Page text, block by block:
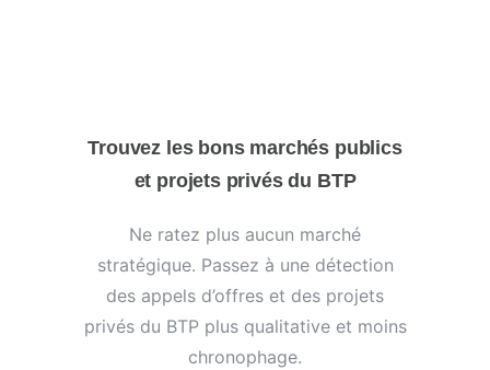
Trouvez les bons marchés publics
et projets privés du BTP
Ne ratez plus aucun marché
stratégique. Passez à une détection
des appels d’offres et des projets
privés du BTP plus qualitative et moins
chronophage.